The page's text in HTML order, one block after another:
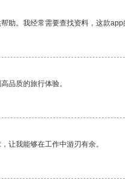
助。我经常需要查找资料，这款
品质的旅行体验。
让我能够在工作中游刃有余。